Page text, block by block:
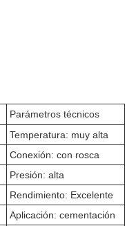
Parámetros técnicos
Temperatura: muy alta
Conexión: con rosca
Presión: alta
Rendimiento: Excelente
Aplicación: cementación